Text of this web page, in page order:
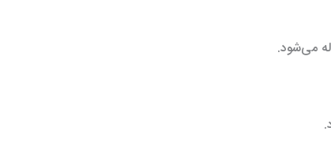
می‌شود.